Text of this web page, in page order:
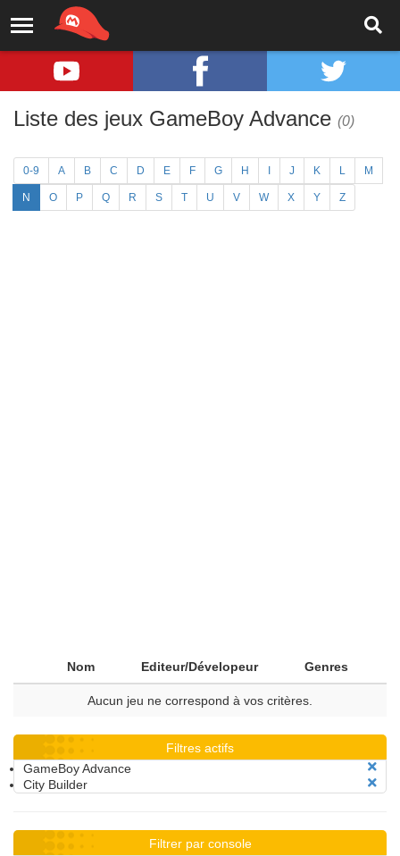
Liste des jeux GameBoy Advance (0)
0-9 A B C D E F G H J K L M
N O P Q R S T U V W X Y Z
Nom Editeur/Dévelopeur Genres
Aucun jeu ne correspond à vos critères.
Filtres actifs
GameBoy Advance
City Builder
Filtrer par console